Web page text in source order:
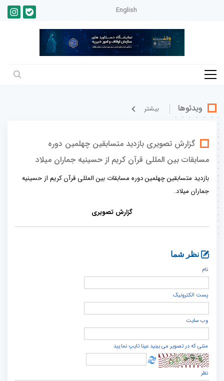
English
ویدئوها بيشتر
گزارش تصویری بازدید متسابقین چهلمین دوره
مسابقات بین المللی قرآن کریم از حسینیه جماران میلاد
بازدید متسابقین چهلمین دوره مسابقات بین المللی قرآن کریم از حسینیه
جماران میلاد.
گزارش تصویری
نظر شما
نام
پست الكترونيک
وب سایت
متنی که در تصویر می بینید عینا تایپ نمایید
نظر